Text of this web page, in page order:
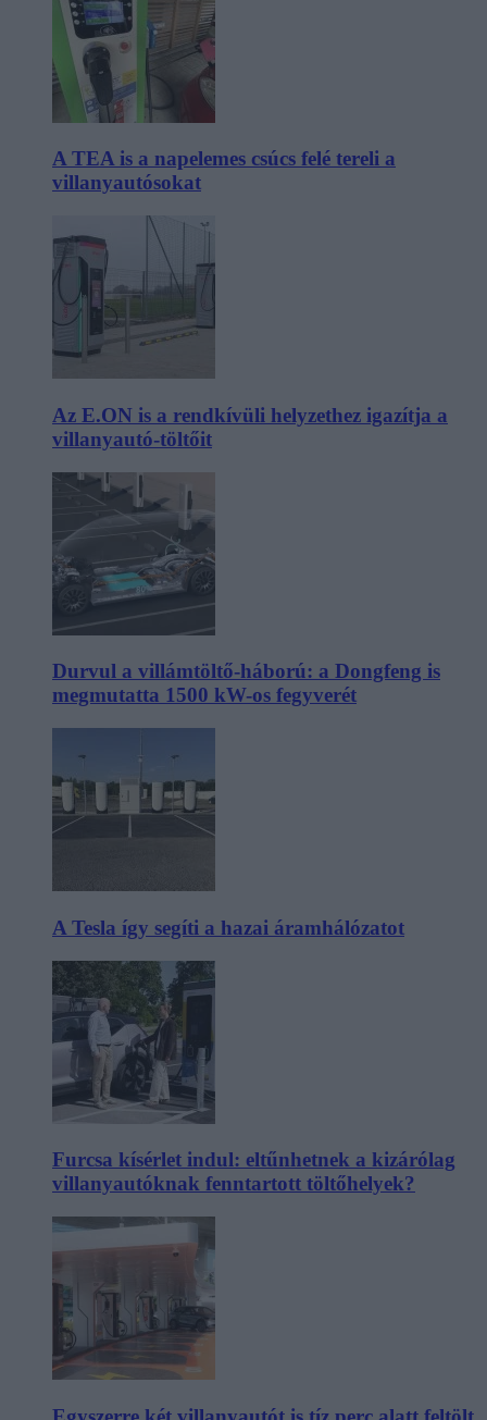
A TEA is a napelemes csúcs felé tereli a
villanyautósokat
Az E.ON is a rendkívüli helyzethez igazítja a
villanyautó-töltőit
Durvul a villámtöltő-háború: a Dongfeng is
megmutatta 1500 kW-os fegyverét
A Tesla így segíti a hazai áramhálózatot
Furcsa kísérlet indul: eltűnhetnek a kizárólag
villanyautóknak fenntartott töltőhelyek?